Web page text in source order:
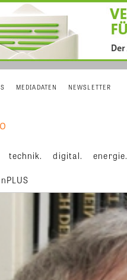
MEDIADATEN NEWSLETTER
technik. digital. energie.